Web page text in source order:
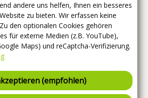
andere uns helfen, Ihnen ein besseres
zu bieten. Wir erfassen keine
den optionalen Cookies gehören
für externe Medien (z.B. YouTube),
Maps) und reCaptcha-Verifizierung.
(empfohlen)